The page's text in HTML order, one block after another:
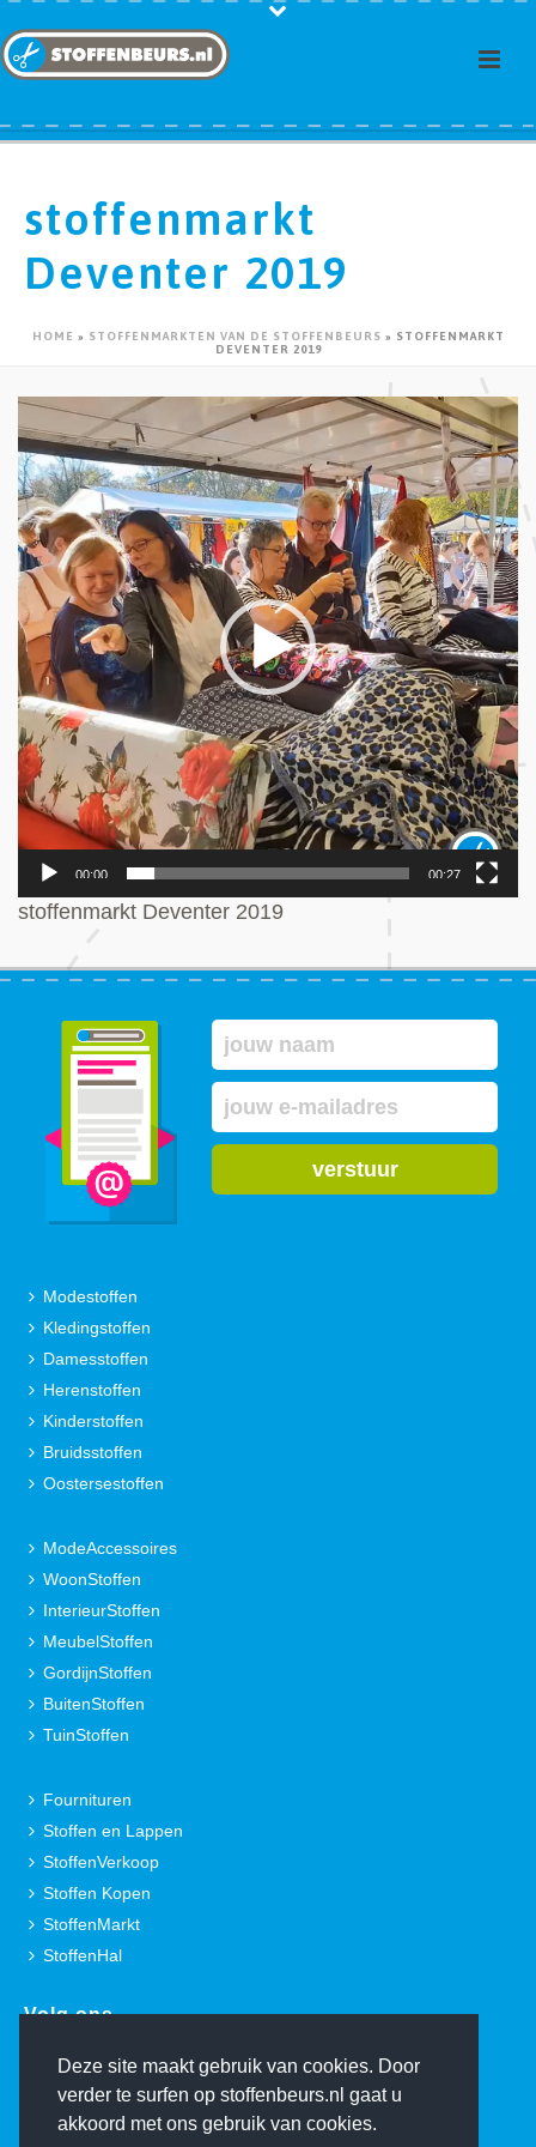
Deze site maakt gebruik van cookies. Door
verder te surfen op stoffenbeurs.nl gaat u
akkoord met ons gebruik van cookies.
stoffenmarkt
Deventer 2019
HOME » STOFFENMARKTEN VAN DE STOFFENBEURS » STOFFENMARKT
DEVENTER 2019
Videospeler
00:00 00:27
stoffenmarkt Deventer 2019
verstuur
Modestoffen
Kledingstoffen
Damesstoffen
Herenstoffen
Kinderstoffen
Bruidsstoffen
Oostersestoffen
ModeAccessoires
WoonStoffen
InterieurStoffen
MeubelStoffen
GordijnStoffen
BuitenStoffen
TuinStoffen
Fournituren
Stoffen en Lappen
StoffenVerkoop
Stoffen Kopen
StoffenMarkt
StoffenHal
Volg ons.